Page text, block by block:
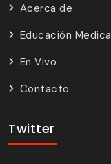
Acerca de
Educación Medica
En Vivo
Contacto
Twitter